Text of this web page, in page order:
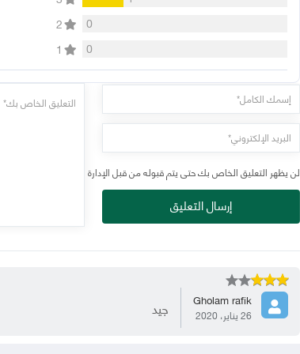
0
2
0
1
لن يظهر التعليق الخاص بك حتى يتم قبوله من قبل الإدارة
إرسال التعليق
Gholam rafik
26 يناير، 2020 جيد